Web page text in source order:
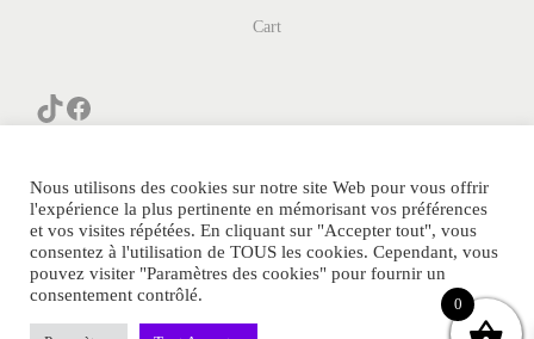
Cart
© PARFUM-GENERIQUE.COM Tous Droits Réservés.
POLITIQUE DE CONFIDENTIALITE
Notre avis Parfum Generique
Contact
Nous utilisons des cookies sur notre site Web pour vous offrir
l'expérience la plus pertinente en mémorisant vos préférences
et vos visites répétées. En cliquant sur "Accepter tout", vous
consentez à l'utilisation de TOUS les cookies. Cependant, vous
pouvez visiter "Paramètres des cookies" pour fournir un
consentement contrôlé.
0